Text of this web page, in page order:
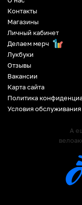
Контакты
Магазины
Личный кабинет
Делаем мерч
Лукбуки
Отзывы
Вакансии
Карта сайта
Политика
Условия обслуживания
А